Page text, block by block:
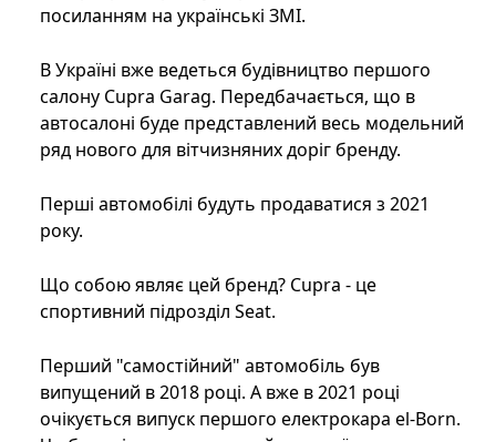
посиланням на українські ЗМІ.
В Україні вже ведеться будівництво першого
салону Cupra Garag. Передбачається, що в
автосалоні буде представлений весь модельний
ряд нового для вітчизняних доріг бренду.
Перші автомобілі будуть продаватися з 2021
року.
Що собою являє цей бренд? Cupra - це
спортивний підрозділ Seat.
Перший "самостійний" автомобіль був
випущений в 2018 році. А вже в 2021 році
очікується випуск першого електрокара el-Born.